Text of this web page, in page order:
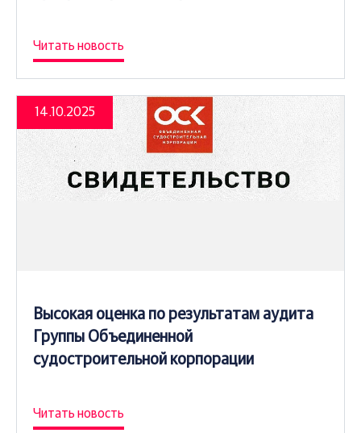
Читать новость
14.10.2025
Высокая оценка по результатам аудита
Группы Объединенной
судостроительной корпорации
Читать новость